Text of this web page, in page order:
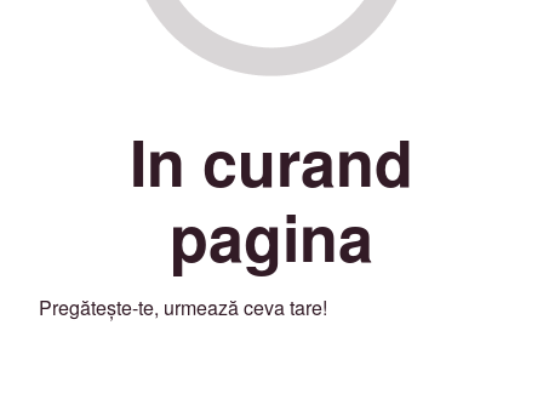
In curand
pagina
Pregătește-te, urmează ceva tare!